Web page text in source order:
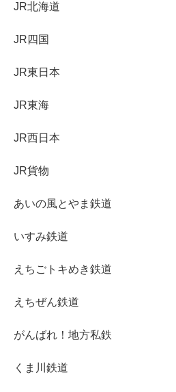
JR北海道
JR四国
JR東日本
JR東海
JR西日本
JR貨物
あいの風とやま鉄道
いすみ鉄道
えちごトキめき鉄道
えちぜん鉄道
がんばれ！地方私鉄
くま川鉄道